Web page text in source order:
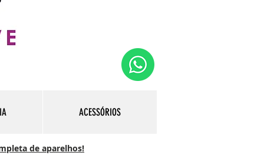
ACESSÓRIOS
de aparelhos!